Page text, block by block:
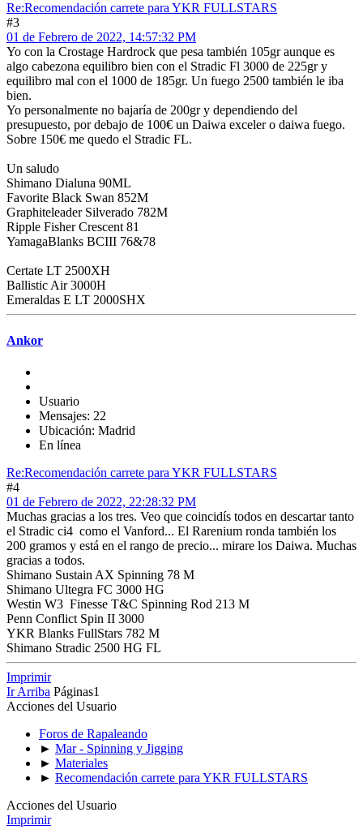
Re:Recomendación carrete para YKR FULLSTARS
#3
01 de Febrero de 2022, 14:57:32 PM
Yo con la Crostage Hardrock que pesa también 105gr aunque es
algo cabezona equilibro bien con el Stradic Fl 3000 de 225gr y
equilibro mal con el 1000 de 185gr. Un fuego 2500 también le iba
bien.
Yo personalmente no bajaría de 200gr y dependiendo del
presupuesto, por debajo de 100€ un Daiwa exceler o daiwa fuego.
Sobre 150€ me quedo el Stradic FL.
Un saludo
Shimano Dialuna 90ML
Favorite Black Swan 852M
Graphiteleader Silverado 782M
Ripple Fisher Crescent 81
YamagaBlanks BCIII 76&78
Certate LT 2500XH
Ballistic Air 3000H
Emeraldas E LT 2000SHX
Ankor
Usuario
Mensajes: 22
Ubicación: Madrid
En línea
Re:Recomendación carrete para YKR FULLSTARS
#4
01 de Febrero de 2022, 22:28:32 PM
Muchas gracias a los tres. Veo que coincidís todos en descartar tanto
el Stradic ci4 como el Vanford... El Rarenium ronda también los
200 gramos y está en el rango de precio... mirare los Daiwa. Muchas
gracias a todos.
Shimano Sustain AX Spinning 78 M
Shimano Ultegra FC 3000 HG
Westin W3 Finesse T&C Spinning Rod 213 M
Penn Conflict Spin II 3000
YKR Blanks FullStars 782 M
Shimano Stradic 2500 HG FL
Imprimir
Ir Arriba Páginas1
Acciones del Usuario
Foros de Rapaleando
► Mar - Spinning y Jigging
► Materiales
► Recomendación carrete para YKR FULLSTARS
Acciones del Usuario
Imprimir